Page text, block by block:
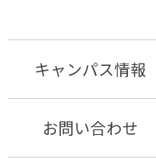
キャンパス情報
お問い合わせ